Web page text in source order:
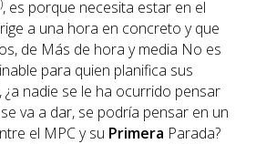
, es porque necesita estar en el
a una hora en concreto y que
de Más de hora y media No es
para quien planifica sus
¿a nadie se le ha ocurrido pensar
va a dar, se podría pensar en un
el MPC y su Primera Parada?